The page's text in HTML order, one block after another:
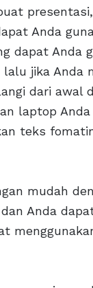
Anda
dapat Anda
jika Anda
dari awal
laptop
teks
mudah
Anda